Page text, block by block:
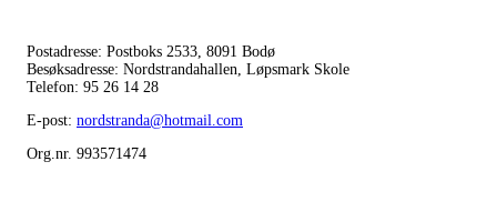
Postadresse: Postboks 2533, 8091 Bodø
Besøksadresse: Nordstrandahallen, Løpsmark Skole
Telefon: 95 26 14 28
E-post: nordstranda@hotmail.com
Org.nr. 993571474